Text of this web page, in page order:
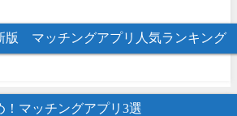
版 マッチングアプリ人気ランキング
！マッチングアプリ3選